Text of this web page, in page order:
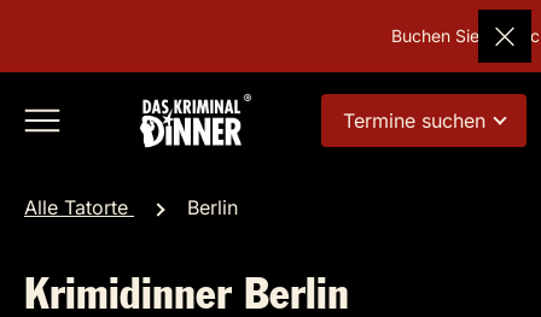
Buchen Sie
Termine suchen
Alle Tatorte Berlin
Krimidinner Berlin